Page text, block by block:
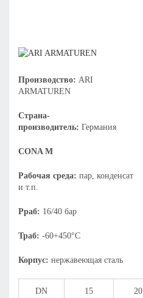
Производство: ARI
ARMATUREN
Страна-
производитель: Германия
CONA M
Рабочая среда: пар, конденсат
и т.п.
Рраб: 16/40 бар
Траб: -60+450°С
Корпус: нержавеющая сталь
DN 15 20